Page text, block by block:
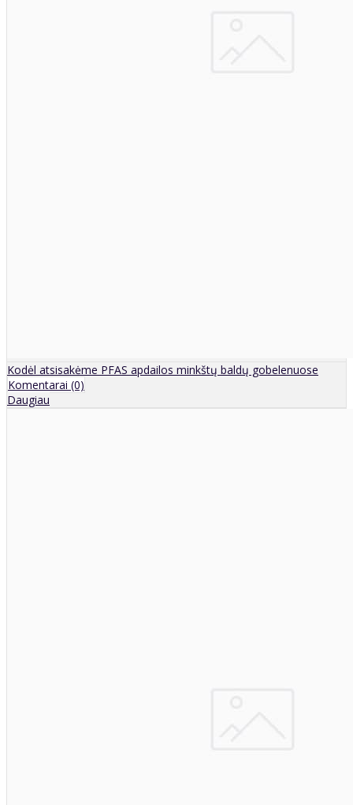
Kodėl atsisakėme PFAS apdailos minkštų baldų gobelenuose
Komentarai (0)
Daugiau